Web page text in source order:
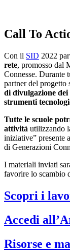
Call To
Con il SID 2022
rete, promosso dal
Connesse. Durante
partner del progetto
di divulgazione
strumenti
Tutte le scuole
attività utilizzando
iniziative” presente
di Generazioni
I materiali inviati
favorire lo scambio
Scopri i
Accedi
Risorse e